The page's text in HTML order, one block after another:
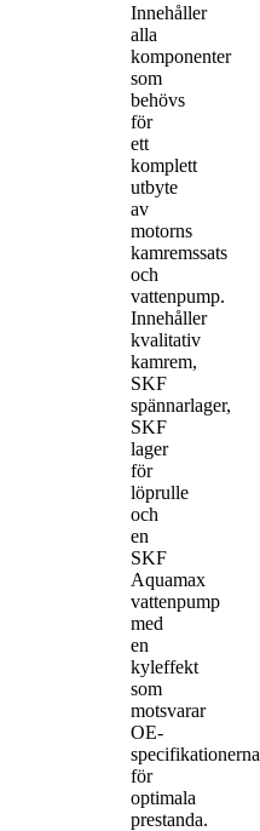
Innehåller
alla
komponenter
som
behövs
för
ett
komplett
utbyte
av
motorns
kamremssats
och
vattenpump.
Innehåller
kvalitativ
kamrem,
SKF
spännarlager,
SKF
lager
för
löprulle
och
en
SKF
Aquamax
vattenpump
med
en
kyleffekt
som
motsvarar
OE-
specifikationerna
för
optimala
prestanda.